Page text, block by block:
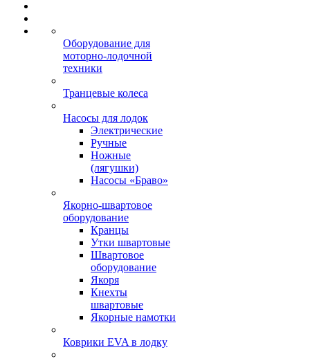
Оборудование для
моторно-лодочной
техники
Транцевые колеса
Насосы для лодок
Электрические
Ручные
Ножные
(лягушки)
Насосы «Браво»
Якорно-швартовое
оборудование
Кранцы
Утки швартовые
Швартовое
оборудование
Якоря
Кнехты
швартовые
Якорные намотки
Коврики EVA в лодку